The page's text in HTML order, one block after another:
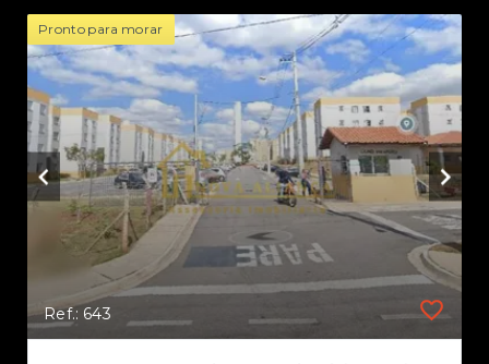
Pronto para morar
Ref.: 643